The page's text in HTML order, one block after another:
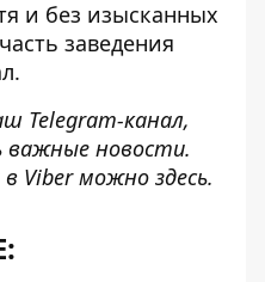
и без изысканных
заведения
Telegram-канал,
новости.
в Viber можно здесь.